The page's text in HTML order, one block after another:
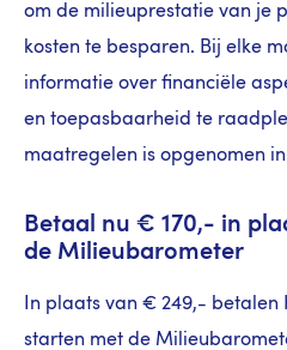
om de milieuprestatie van je
kosten te besparen. Bij elke
informatie over financiële
en toepasbaarheid te
maatregelen is opgenomen
Betaal nu € 170,- in
de Milieubarometer
In plaats van € 249,- betalen
starten met de